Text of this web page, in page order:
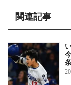
関連記事